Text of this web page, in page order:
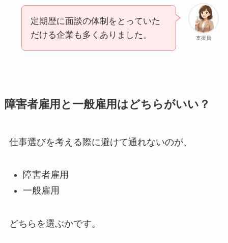
支援員
定期歴に面談の体制をとっていた
だける企業も多くありました。
障害者雇用と一般雇用はどちらがいい？
仕事選びを考える際に避けて通れないのが、
障害者雇用
一般雇用
どちらを選ぶかです。